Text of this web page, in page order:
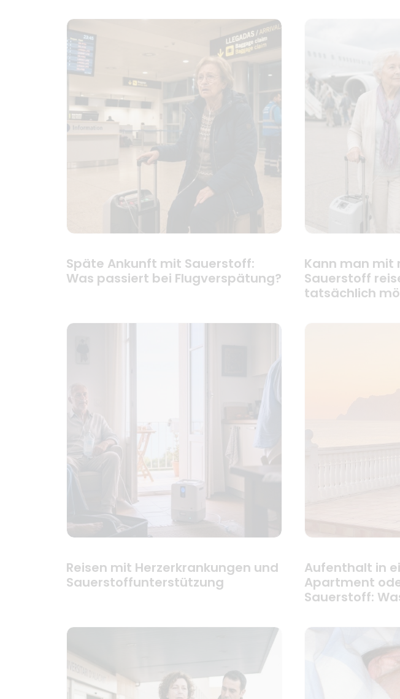
Späte Ankunft mit Sauerstoff:
Was passiert bei Flugverspätung?
Kann man mit
Sauerstoff
tatsächlich
Reisen mit Herzerkrankungen und
Sauerstoffunterstützung
Aufenthalt in
Apartment
Sauerstoff: